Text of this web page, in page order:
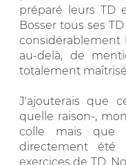
préparé leurs TD
Bosser tous ses
considérablement
au-delà, de
totalement
J'ajouterais que
quelle raison-,
colle mais que
directement été
exercices de TD.